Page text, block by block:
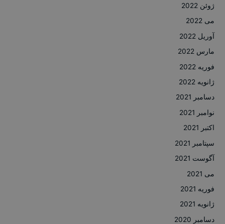
ژوئن 2022
می 2022
آوریل 2022
مارس 2022
فوریه 2022
ژانویه 2022
دسامبر 2021
نوامبر 2021
اکتبر 2021
سپتامبر 2021
آگوست 2021
می 2021
فوریه 2021
ژانویه 2021
دسامبر 2020